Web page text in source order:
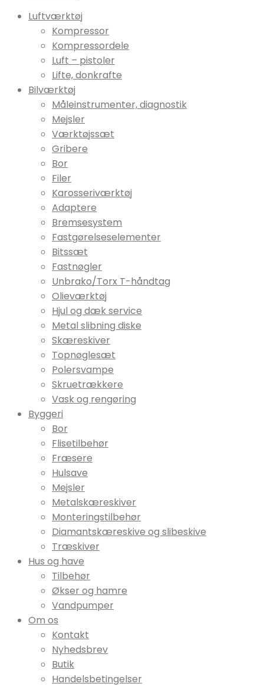
Luftværktøj
Kompressor
Kompressordele
Luft – pistoler
Lifte, donkrafte
Bilværktøj
Måleinstrumenter, diagnostik
Mejsler
Værktøjssæt
Gribere
Bor
Filer
Karosseriværktøj
Adaptere
Bremsesystem
Fastgørelseselementer
Bitssæt
Fastnøgler
Unbrako/Torx T-håndtag
Olieværktøj
Hjul og dæk service
Metal slibning diske
Skæreskiver
Topnøglesæt
Polersvampe
Skruetrækkere
Vask og rengøring
Byggeri
Bor
Flisetilbehør
Fræsere
Hulsave
Mejsler
Metalskæreskiver
Monteringstilbehør
Diamantskæreskive og slibeskive
Træskiver
Hus og have
Tilbehør
Økser og hamre
Vandpumper
Om os
Kontakt
Nyhedsbrev
Butik
Handelsbetingelser